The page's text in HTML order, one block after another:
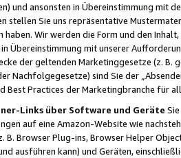
und ansonsten in Übereinstimmung mit
stellen Sie uns repräsentative
haben. Wir werden die Form und den
Übereinstimmung mit unserer
der geltenden Marketinggesetze (z. B.
Nachfolgegesetze) sind Sie der
Best Practices der Marketingbranche für
Links über Software und Geräte
auf eine Amazon-Website wie
Browser Plug-ins, Browser Helper
ausführen kann) und Geräten,